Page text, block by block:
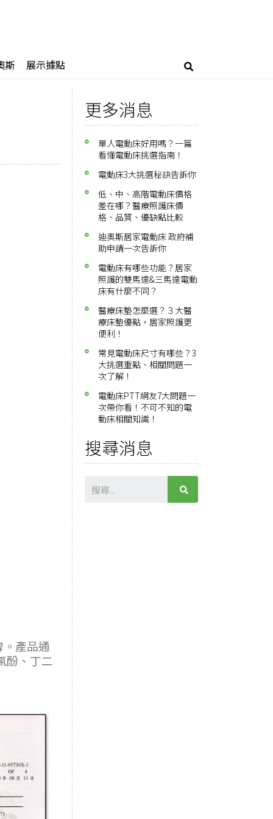
斯 展示據點
產品通
酚、丁二
更多消息
單人電動床好用嗎？一篇
看懂電動床挑選指南！
電動床3大挑選秘訣告訴你
低、中、高階電動床價格
差在哪？醫療照護床價
格、品質、優缺點比較
迪奧斯居家電動床 政府補
助申請一次告訴你
電動床有哪些功能？居家
照護的雙馬達&三馬達電動
床有什麼不同？
醫療床墊怎麼選？３大醫
療床墊優點，居家照護更
便利！
常見電動床尺寸有哪些？3
大挑選重點、相關問題一
次了解！
電動床PTT網友7大問題一
次帶你看！不可不知的電
動床相關知識！
搜尋消息